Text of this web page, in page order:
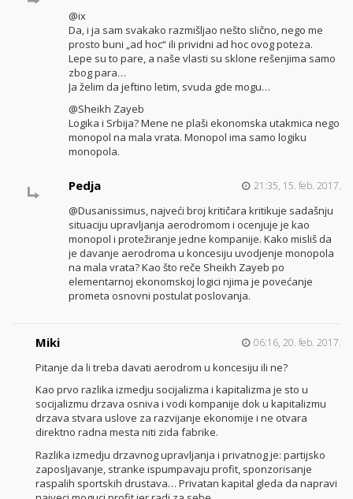
@ix
Da, i ja sam svakako razmišljao nešto slično, nego me
prosto buni „ad hoc“ ili prividni ad hoc ovog poteza.
Lepe su to pare, a naše vlasti su sklone rešenjima samo
zbog para…
Ja želim da jeftino letim, svuda gde mogu…
@Sheikh Zayeb
Logika i Srbija? Mene ne plaši ekonomska utakmica nego
monopol na mala vrata. Monopol ima samo logiku
monopola.
Pedja 21:35, 15. feb. 2017.
@Dusanissimus, najveći broj kritičara kritikuje sadašnju
situaciju upravljanja aerodromom i ocenjuje je kao
monopol i protežiranje jedne kompanije. Kako misliš da
je davanje aerodroma u koncesiju uvodjenje monopola
na mala vrata? Kao što reče Sheikh Zayeb po
elementarnoj ekonomskoj logici njima je povećanje
prometa osnovni postulat poslovanja.
Miki 06:16, 20. feb. 2017.
Pitanje da li treba davati aerodrom u koncesiju ili ne?
Kao prvo razlika izmedju socijalizma i kapitalizma je sto u
socijalizmu drzava osniva i vodi kompanije dok u kapitalizmu
drzava stvara uslove za razvijanje ekonomije i ne otvara
direktno radna mesta niti zida fabrike.
Razlika izmedju drzavnog upravljanja i privatnog je: partijsko
zaposljavanje, stranke ispumpavaju profit, sponzorisanje
raspalih sportskih drustava… Privatan kapital gleda da napravi